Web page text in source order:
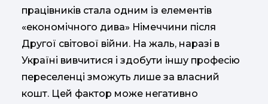
працівників стала одним із елементів
«економічного дива» Німеччини після
Другої світової війни. На жаль, наразі в
Україні вивчитися і здобути іншу професію
переселенці зможуть лише за власний
кошт. Цей фактор може негативно